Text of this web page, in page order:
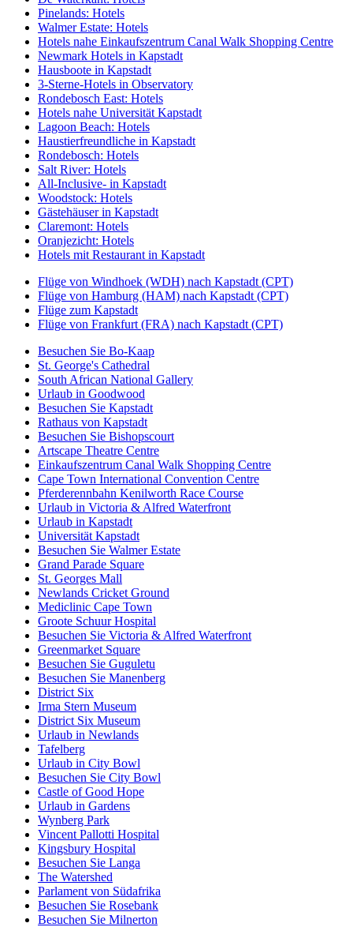
Pinelands: Hotels
Walmer Estate: Hotels
Hotels nahe Einkaufszentrum Canal Walk Shopping Centre
Newmark Hotels in Kapstadt
Hausboote in Kapstadt
3-Sterne-Hotels in Observatory
Rondebosch East: Hotels
Hotels nahe Universität Kapstadt
Lagoon Beach: Hotels
Haustierfreundliche in Kapstadt
Rondebosch: Hotels
Salt River: Hotels
All-Inclusive- in Kapstadt
Woodstock: Hotels
Gästehäuser in Kapstadt
Claremont: Hotels
Oranjezicht: Hotels
Hotels mit Restaurant in Kapstadt
Flüge von Windhoek (WDH) nach Kapstadt (CPT)
Flüge von Hamburg (HAM) nach Kapstadt (CPT)
Flüge zum Kapstadt
Flüge von Frankfurt (FRA) nach Kapstadt (CPT)
Besuchen Sie Bo-Kaap
St. George's Cathedral
South African National Gallery
Urlaub in Goodwood
Besuchen Sie Kapstadt
Rathaus von Kapstadt
Besuchen Sie Bishopscourt
Artscape Theatre Centre
Einkaufszentrum Canal Walk Shopping Centre
Cape Town International Convention Centre
Pferderennbahn Kenilworth Race Course
Urlaub in Victoria & Alfred Waterfront
Urlaub in Kapstadt
Universität Kapstadt
Besuchen Sie Walmer Estate
Grand Parade Square
St. Georges Mall
Newlands Cricket Ground
Mediclinic Cape Town
Groote Schuur Hospital
Besuchen Sie Victoria & Alfred Waterfront
Greenmarket Square
Besuchen Sie Guguletu
Besuchen Sie Manenberg
District Six
Irma Stern Museum
District Six Museum
Urlaub in Newlands
Tafelberg
Urlaub in City Bowl
Besuchen Sie City Bowl
Castle of Good Hope
Urlaub in Gardens
Wynberg Park
Vincent Pallotti Hospital
Kingsbury Hospital
Besuchen Sie Langa
The Watershed
Parlament von Südafrika
Besuchen Sie Rosebank
Besuchen Sie Milnerton